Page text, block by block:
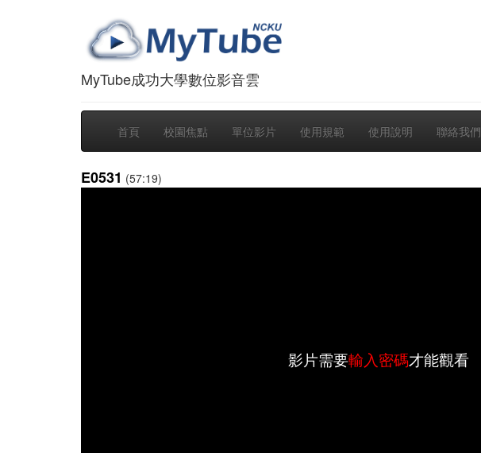
MyTube成功大學數位影音雲
首頁 校園焦點 單位影片 使用規範 使用說明 聯絡我們
E0531 (57:19)
影片需要輸入密碼才能觀看